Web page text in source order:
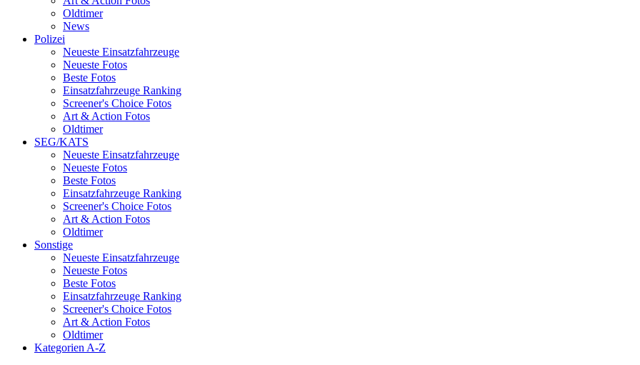
Oldtimer
News
Polizei
Neueste Einsatzfahrzeuge
Neueste Fotos
Beste Fotos
Einsatzfahrzeuge Ranking
Screener's Choice Fotos
Art & Action Fotos
Oldtimer
SEG/KATS
Neueste Einsatzfahrzeuge
Neueste Fotos
Beste Fotos
Einsatzfahrzeuge Ranking
Screener's Choice Fotos
Art & Action Fotos
Oldtimer
Sonstige
Neueste Einsatzfahrzeuge
Neueste Fotos
Beste Fotos
Einsatzfahrzeuge Ranking
Screener's Choice Fotos
Art & Action Fotos
Oldtimer
Kategorien A-Z